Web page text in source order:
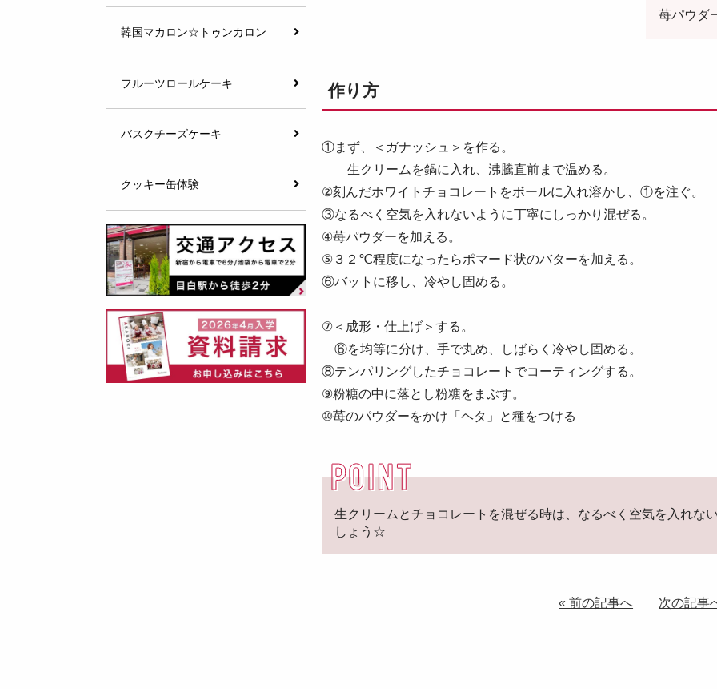
苺パウダ
作り方
①まず、＜ガナッシュ＞を作る。
生クリームを鍋に入れ、沸騰直前まで温める。
②刻んだホワイトチョコレートをボールに入れ溶かし、①を注ぐ。
③なるべく空気を入れないように丁寧にしっかり混ぜる。
④苺パウダーを加える。
⑤３２℃程度になったらポマード状のバターを加える。
⑥バットに移し、冷やし固める。
⑦＜成形・仕上げ＞する。
⑥を均等に分け、手で丸め、しばらく冷やし固める。
⑧テンパリングしたチョコレートでコーティングする。
⑨粉糖の中に落とし粉糖をまぶす。
⑩苺のパウダーをかけ「ヘタ」と種をつける
生クリームとチョコレートを混ぜる時は、なるべく空気を入れな
しょう☆
« 前の記事へ 次の記事
韓国マカロン☆トゥンカロン
フルーツロールケーキ
バスクチーズケーキ
クッキー缶体験